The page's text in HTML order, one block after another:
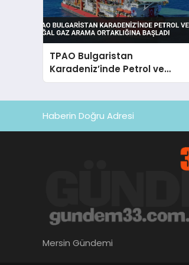
TPAO Bulgaristan
Karadeniz’inde Petrol ve
Doğal Gaz Arama Ortaklığına
Haberin Doğru Adresi
Mersin Gündemi